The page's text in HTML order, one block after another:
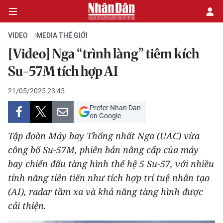
CHÍNH TRỊ
KINH TẾ
VĂN HÓA
XÃ HỘI
PHÁP LUẬT
DU LỊCH
THẾ GIỚI
VIDEO MEDIA THẾ GIỚI
[Video] Nga “trình làng” tiêm kích
Su-57M tích hợp AI
21/05/2025 23:45
Prefer Nhan Dan
on Google
Tập đoàn Máy bay Thống nhất Nga (UAC) vừa
công bố Su-57M, phiên bản nâng cấp của máy
bay chiến đấu tàng hình thế hệ 5 Su-57, với nhiều
tính năng tiên tiến như tích hợp trí tuệ nhân tạo
(AI), radar tầm xa và khả năng tàng hình được
cải thiện.